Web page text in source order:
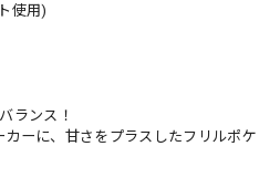
使用)
ランス！
ーに、甘さをプラスしたフリルポケ